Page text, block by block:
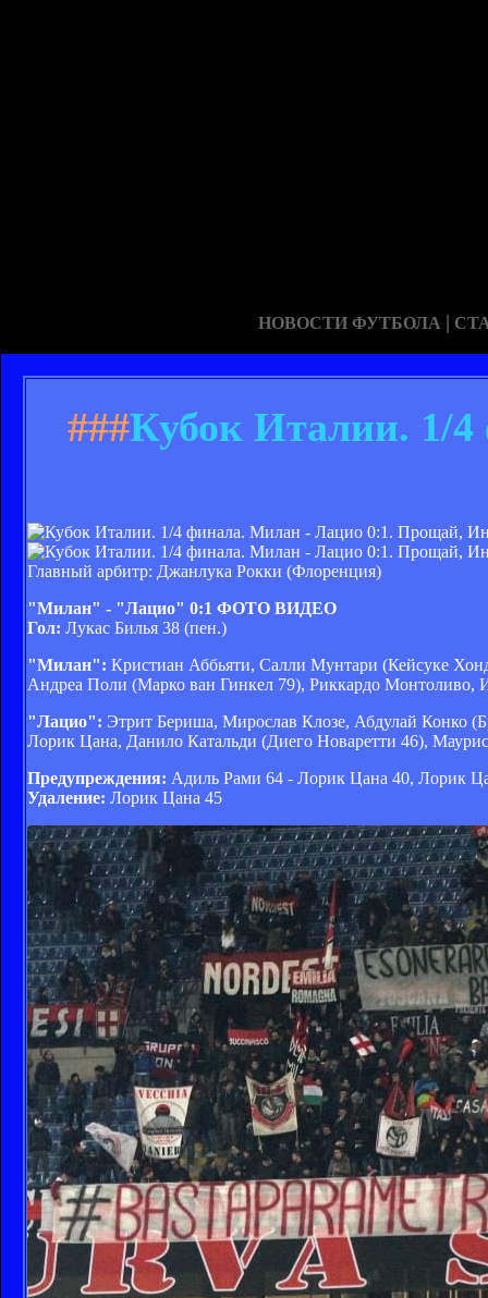
НОВОСТИ ФУТБОЛА |
###Кубок Италии. 1/
Главный арбитр: Джанлука Рокки (Флоренция)
"Милан" - "Лацио" 0:1 ФОТО ВИДЕО
Гол: Лукас Билья 38 (пен.)
"Милан": Кристиан Аббьяти, Салли Мунтари (Кейсуке
Андреа Поли (Марко ван Гинкел 79), Риккардо Монтоливо,
"Лацио": Этрит Бериша, Мирослав Клозе, Абдулай Конко
Лорик Цана, Данило Катальди (Диего Новаретти 46),
Предупреждения: Адиль Рами 64 - Лорик Цана 40, Лорик
Удаление: Лорик Цана 45